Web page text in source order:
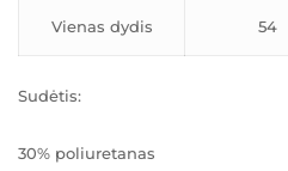
Vienas dydis 54
Sudėtis:
30% poliuretanas